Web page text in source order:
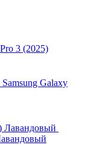
3 (2025)
Samsung Galaxy